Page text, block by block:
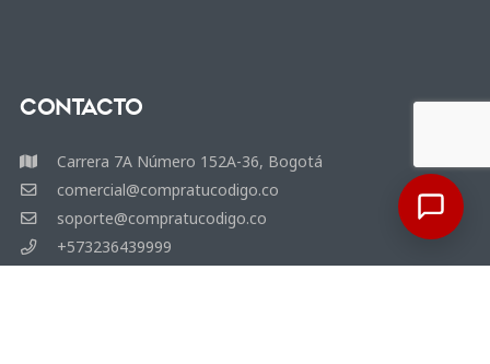
Contacto
Carrera 7A Número 152A-36, Bogotá
comercial@compratucodigo.co
soporte@compratucodigo.co
+573236439999